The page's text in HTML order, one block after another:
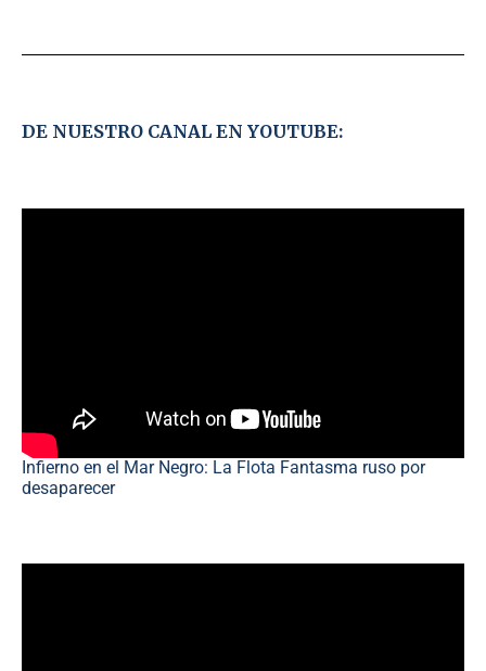
DE NUESTRO CANAL EN YOUTUBE:
Infierno en el Mar Negro: La Flota Fantasma ruso por
desaparecer